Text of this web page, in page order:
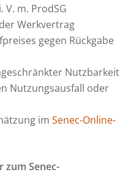
V. m. ProdSG
Werkvertrag
gegen Rückgabe
Nutzbarkeit
Nutzungsausfall oder
im Senec-Online-
zum Senec-